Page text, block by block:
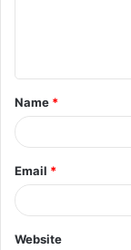
t
*
Name *
Email *
Website